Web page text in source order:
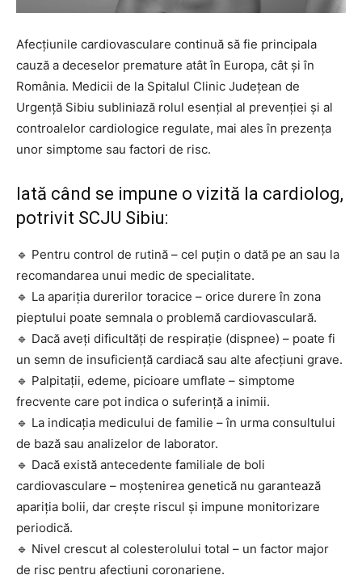
Afecțiunile cardiovasculare continuă să fie principala
cauză a deceselor premature atât în Europa, cât și în
România. Medicii de la Spitalul Clinic Județean de
Urgență Sibiu subliniază rolul esențial al prevenției și al
controalelor cardiologice regulate, mai ales în prezența
unor simptome sau factori de risc.
Iată când se impune o vizită la cardiolog,
potrivit SCJU Sibiu:
🔹 Pentru control de rutină – cel puțin o dată pe an sau la
recomandarea unui medic de specialitate.
🔹 La apariția durerilor toracice – orice durere în zona
pieptului poate semnala o problemă cardiovasculară.
🔹 Dacă aveți dificultăți de respirație (dispnee) – poate fi
un semn de insuficiență cardiacă sau alte afecțiuni grave.
🔹 Palpitații, edeme, picioare umflate – simptome
frecvente care pot indica o suferință a inimii.
🔹 La indicația medicului de familie – în urma consultului
de bază sau analizelor de laborator.
🔹 Dacă există antecedente familiale de boli
cardiovasculare – moștenirea genetică nu garantează
apariția bolii, dar crește riscul și impune monitorizare
periodică.
🔹 Nivel crescut al colesterolului total – un factor major
de risc pentru afecțiuni coronariene.